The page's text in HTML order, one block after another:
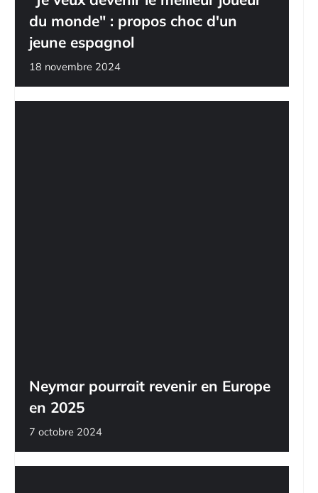
du monde" : propos choc d'un
jeune espagnol
18 novembre 2024
Neymar pourrait revenir en Europe
en 2025
7 octobre 2024